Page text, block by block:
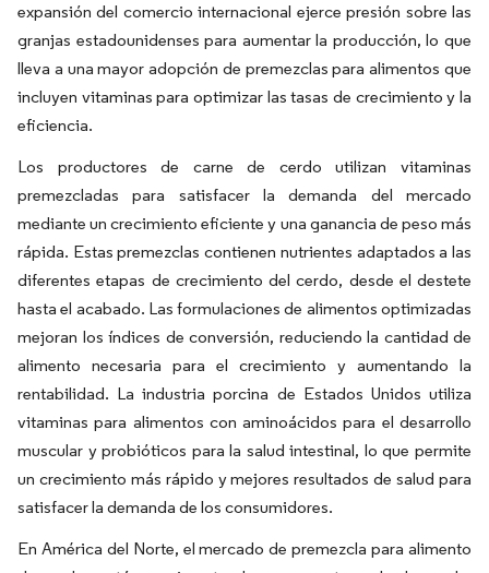
expansión del comercio internacional ejerce presión sobre las
granjas estadounidenses para aumentar la producción, lo que
lleva a una mayor adopción de premezclas para alimentos que
incluyen vitaminas para optimizar las tasas de crecimiento y la
eficiencia.
Los productores de carne de cerdo utilizan vitaminas
premezcladas para satisfacer la demanda del mercado
mediante un crecimiento eficiente y una ganancia de peso más
rápida. Estas premezclas contienen nutrientes adaptados a las
diferentes etapas de crecimiento del cerdo, desde el destete
hasta el acabado. Las formulaciones de alimentos optimizadas
mejoran los índices de conversión, reduciendo la cantidad de
alimento necesaria para el crecimiento y aumentando la
rentabilidad. La industria porcina de Estados Unidos utiliza
vitaminas para alimentos con aminoácidos para el desarrollo
muscular y probióticos para la salud intestinal, lo que permite
un crecimiento más rápido y mejores resultados de salud para
satisfacer la demanda de los consumidores.
En América del Norte, el mercado de premezcla para alimento